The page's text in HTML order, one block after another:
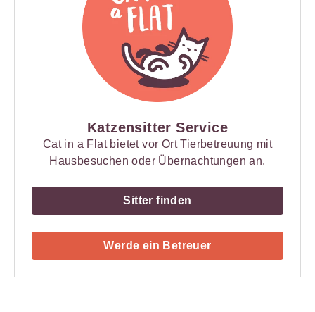
Katzensitter Service
Cat in a Flat bietet vor Ort Tierbetreuung mit
Hausbesuchen oder Übernachtungen an.
Sitter finden
Werde ein Betreuer